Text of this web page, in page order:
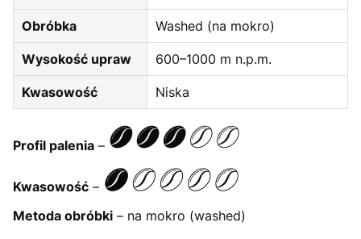
Obróbka Washed (na mokro)
Wysokość upraw 600–1000 m n.p.m.
Kwasowość Niska
Profil palenia –
Kwasowość –
Metoda obróbki – na mokro (washed)